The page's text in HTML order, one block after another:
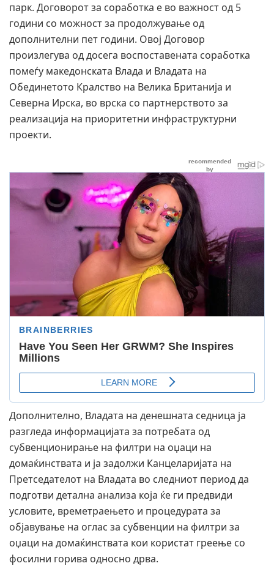
парк. Договорот за соработка е во важност од 5
години со можност за продолжување од
дополнителни пет години. Овој Договор
произлегува од досега воспоставената соработка
помеѓу македонската Влада и Владата на
Обединетото Кралство на Велика Британија и
Северна Ирска, во врска со партнерството за
реализација на приоритетни инфраструктурни
проекти.
Дополнително, Владата на денешната седница ја
разгледа информацијата за потребата од
субвенционирање на филтри на оџаци на
домаќинствата и ја задолжи Канцеларијата на
Претседателот на Владата во следниот период да
подготви детална анализа која ќе ги предвиди
условите, времетраењето и процедурата за
објавување на оглас за субвенции на филтри за
оџаци на домаќинствата кои користат греење со
фосилни горива односно дрва.